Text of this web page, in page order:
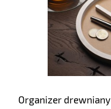
Organizer drewniany